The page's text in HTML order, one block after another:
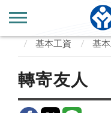
業務專區
基本工資
基
轉寄友人